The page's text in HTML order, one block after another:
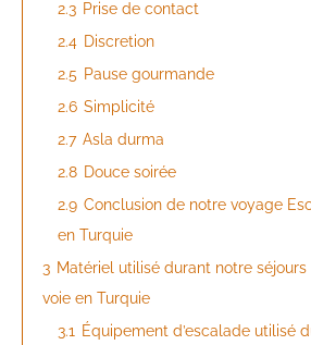
2.3 Prise de contact
2.4 Discretion
2.5 Pause gourmande
2.6 Simplicité
2.7 Asla durma
2.8 Douce soirée
2.9 Conclusion de notre voyage
en Turquie
3 Matériel utilisé durant notre
voie en Turquie
3.1 Équipement d’escalade utilisé